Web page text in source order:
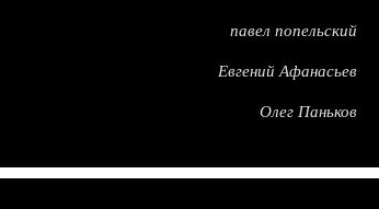
павел попельский
Евгений Афанасьев
Олег Паньков